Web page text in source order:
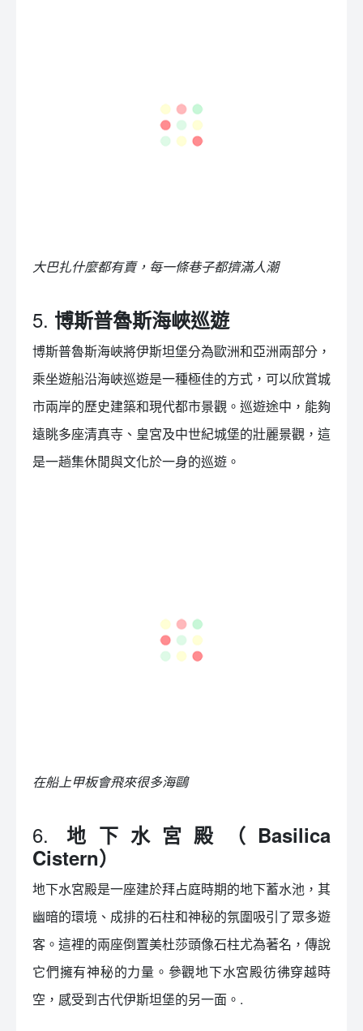
大巴扎什麼都有賣，每一條巷子都擠滿人潮
5. 博斯普魯斯海峽巡遊
博斯普魯斯海峽將伊斯坦堡分為歐洲和亞洲兩部分，
乘坐遊船沿海峽巡遊是一種極佳的方式，可以欣賞城
市兩岸的歷史建築和現代都市景觀。巡遊途中，能夠
遠眺多座清真寺、皇宮及中世紀城堡的壯麗景觀，這
是一趟集休閒與文化於一身的巡遊。
在船上甲板會飛來很多海鷗
6.地下水宮殿（Basilica
Cistern）
地下水宮殿是一座建於拜占庭時期的地下蓄水池，其
幽暗的環境、成排的石柱和神秘的氛圍吸引了眾多遊
客。這裡的兩座倒置美杜莎頭像石柱尤為著名，傳說
它們擁有神秘的力量。參觀地下水宮殿彷彿穿越時
空，感受到古代伊斯坦堡的另一面。.